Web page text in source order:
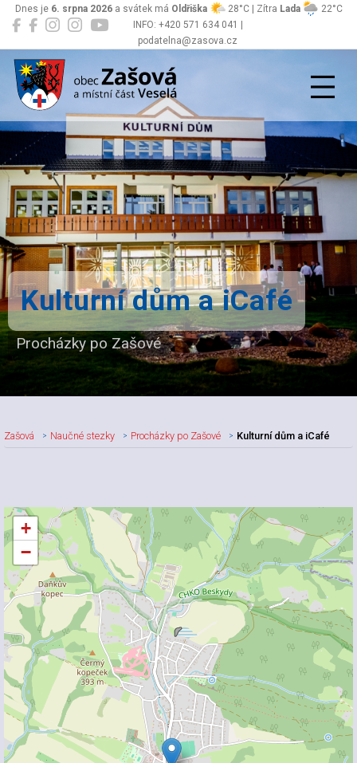
INFO: +420 571 634 041 |
podatelna@zasova.cz
Dnes je 6. srpna 2026a svátek má Oldřiška 28°C | Zítra Lada 22°C
Zašová
Kulturní dům a iCafé
Procházky po Zašové
Zašová Naučné stezky Procházky po Zašové Kulturní dům a iCafé
+
−